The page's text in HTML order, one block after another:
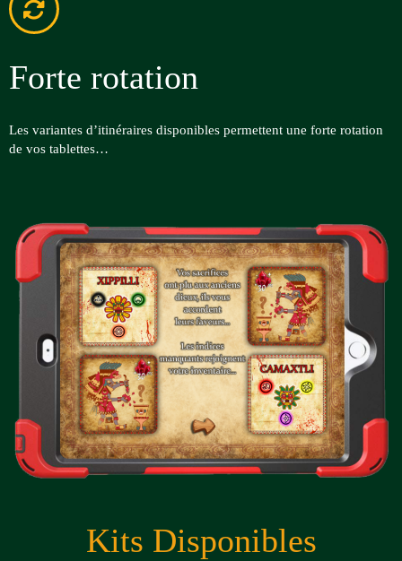
Forte rotation
Les variantes d’itinéraires disponibles permettent une forte rotation
de vos tablettes…
Kits Disponibles